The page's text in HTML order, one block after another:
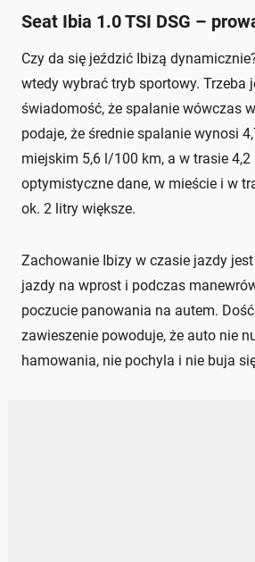
Seat Ibia 1.0 TSI DSG –
Czy da się jeździć Ibizą
wtedy wybrać tryb sportowy. Trzeba
świadomość, że spalanie wówczas
podaje, że średnie spalanie wynosi
miejskim 5,6 l/100 km, a w trasie
optymistyczne dane, w mieście i w
ok. 2 litry większe.
Zachowanie Ibizy w czasie jazdy
jazdy na wprost i podczas
poczucie panowania na autem.
zawieszenie powoduje, że auto nie
hamowania, nie pochyla i nie buja